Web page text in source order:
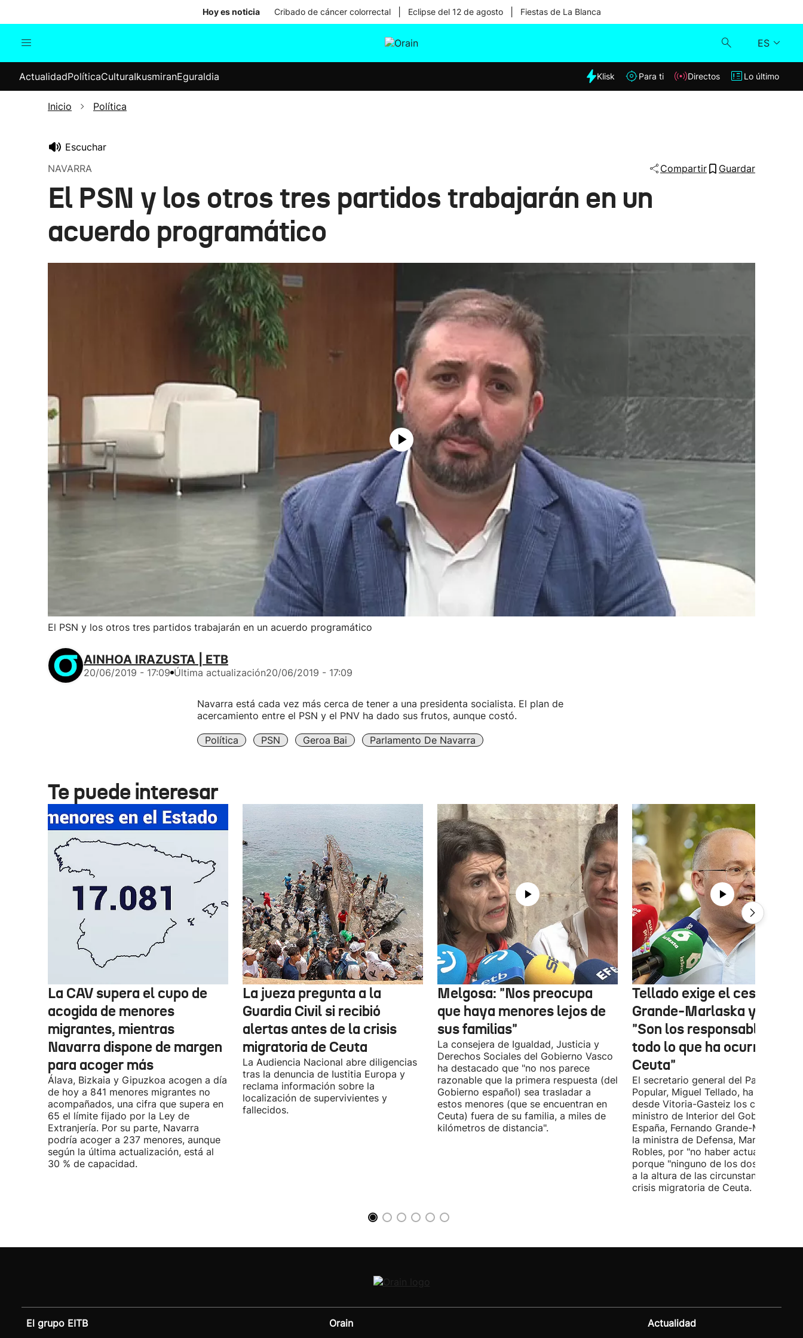
Hoy es noticia Cribado de cáncer colorrectal Eclipse del 12 de agosto Fiestas de La Blanca
ES
Internacional
Elecciones
Klisk
ActualidadPolíticaCulturaIkusmiranEguraldia Klisk Para ti Directos Lo último
Inicio Política
Escuchar
NAVARRA
Compartir Guardar
El PSN y los otros tres partidos trabajarán en un
acuerdo programático
El PSN y los otros tres partidos trabajarán en un acuerdo programático
AINHOA IRAZUSTA | ETB
20/06/2019 - 17:09 Última actualización20/06/2019 - 17:09
Navarra está cada vez más cerca de tener a una presidenta socialista. El plan de
acercamiento entre el PSN y el PNV ha dado sus frutos, aunque costó.
Política PSN Geroa Bai Parlamento De Navarra
Te puede interesar
La CAV supera el cupo de
acogida de menores
migrantes, mientras
Navarra dispone de margen
para acoger más
Álava, Bizkaia y Gipuzkoa acogen a día
de hoy a 841 menores migrantes no
acompañados, una cifra que supera en
65 el límite fijado por la Ley de
Extranjería. Por su parte, Navarra
podría acoger a 237 menores, aunque
según la última actualización, está al
30 % de capacidad.
La jueza pregunta a la
Guardia Civil si recibió
alertas antes de la crisis
migratoria de Ceuta
La Audiencia Nacional abre diligencias
tras la denuncia de Iustitia Europa y
reclama información sobre la
localización de supervivientes y
fallecidos.
Melgosa: "Nos preocupa
que haya menores lejos de
sus familias"
La consejera de Igualdad, Justicia y
Derechos Sociales del Gobierno Vasco
ha destacado que "no nos parece
razonable que la primera respuesta (del
Gobierno español) sea trasladar a
estos menores (que se encuentran en
Ceuta) fuera de su familia, a miles de
kilómetros de distancia".
Tellado exige el cese de
Grande-Marlaska y
"Son los responsables de
todo lo que ha ocurrido en
Ceuta"
El secretario general del Partido
Popular, Miguel Tellado, ha exigido
desde Vitoria-Gasteiz los ceses del
ministro de Interior del Gobierno de
España, Fernando Grande-Marlaska, y
la ministra de Defensa, Margarita
Robles, por "no haber actuado" y
porque "ninguno de los dos ha
a la altura de las circunstancias" ante
crisis migratoria de Ceuta.
El grupo EITB Orain Actualidad